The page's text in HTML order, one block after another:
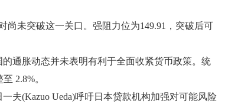
尚未突破这一关口。强阻力位为149.91，突破后可
通胀动态并未表明有利于全面收紧货币政策。统
2.8%。
夫(Kazuo Ueda)呼吁日本贷款机构加强对可能风险